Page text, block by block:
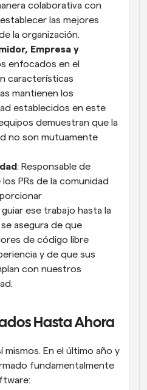
colaborativa con
las mejores
la organización.
Empresa y
enfocados en el
características
mantienen los
establecidos en este
demuestran que la
no son mutuamente
: Responsable de
PRs de la comunidad
ese trabajo hasta la
asegura de que
de código libre
y de que sus
con nuestros
Hasta Ahora
mismos. En el último año y
fundamentalmente